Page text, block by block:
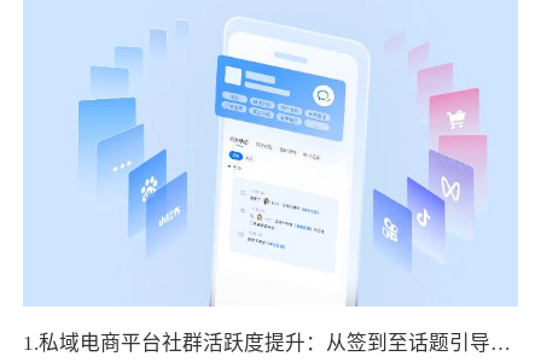
1.私域电商平台社群活跃度提升：从签到至话题引导全流程设计